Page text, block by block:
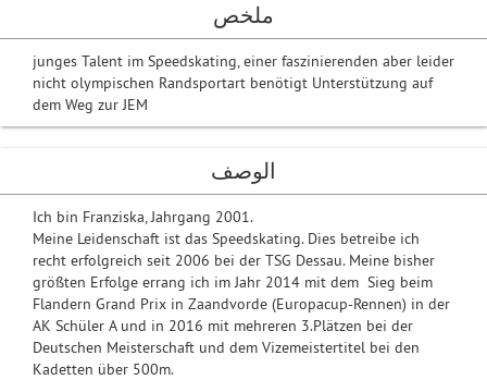
ملخص
junges Talent im Speedskating, einer faszinierenden aber leider
nicht olympischen Randsportart benötigt Unterstützung auf
dem Weg zur JEM
الوصف
Ich bin Franziska, Jahrgang 2001.
Meine Leidenschaft ist das Speedskating. Dies betreibe ich
recht erfolgreich seit 2006 bei der TSG Dessau. Meine bisher
größten Erfolge errang ich im Jahr 2014 mit dem Sieg beim
Flandern Grand Prix in Zaandvorde (Europacup-Rennen) in der
AK Schüler A und in 2016 mit mehreren 3.Plätzen bei der
Deutschen Meisterschaft und dem Vizemeistertitel bei den
Kadetten über 500m.